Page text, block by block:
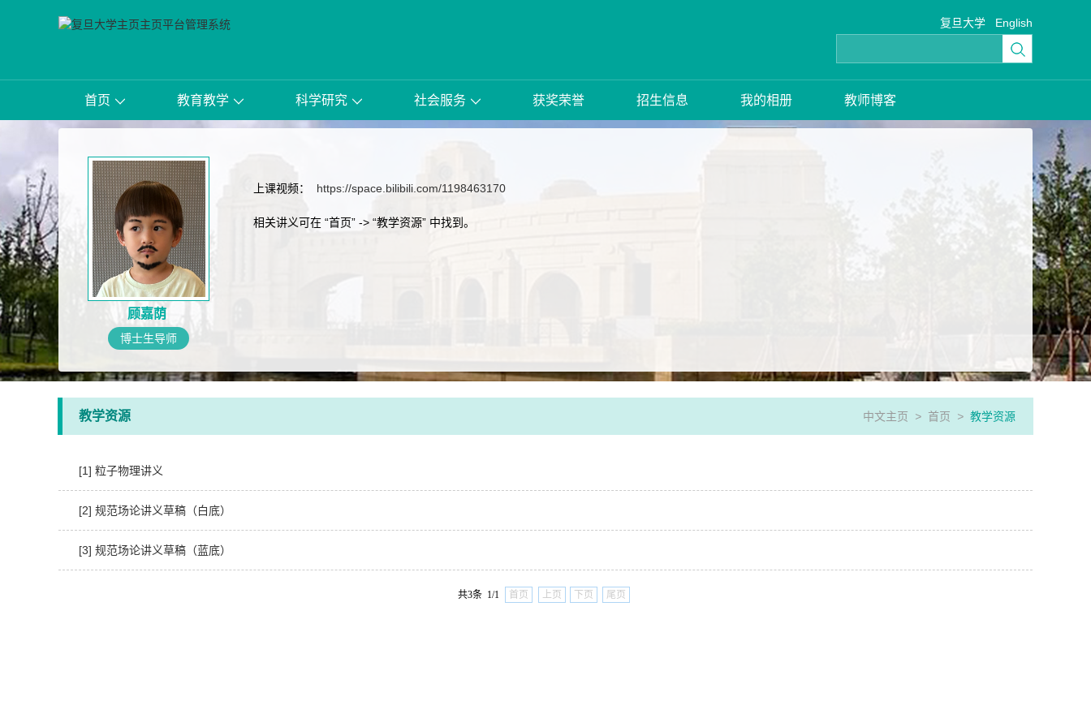
复旦大学 English
首页 教育教学 科学研究 社会服务 获奖荣誉 招生信息 我的相册 教师博客
顾嘉荫
博士生导师
上课视频： https://space.bilibili.com/1198463170
相关讲义可在 “首页” -> “教学资源” 中找到。
教学资源 中文主页 > 首页 > 教学资源
[1] 粒子物理讲义
[2] 规范场论讲义草稿（白底）
[3] 规范场论讲义草稿（蓝底）
共3条 1/1 首页 上页 下页 尾页